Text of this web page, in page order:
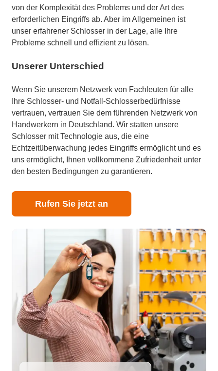
von der Komplexität des Problems und der Art des
erforderlichen Eingriffs ab. Aber im Allgemeinen ist
unser erfahrener Schlosser in der Lage, alle Ihre
Probleme schnell und effizient zu lösen.
Unserer Unterschied
Wenn Sie unserem Netzwerk von Fachleuten für alle
Ihre Schlosser- und Notfall-Schlosserbedürfnisse
vertrauen, vertrauen Sie dem führenden Netzwerk von
Handwerkern in Deutschland. Wir statten unsere
Schlosser mit Technologie aus, die eine
Echtzeitüberwachung jedes Eingriffs ermöglicht und es
uns ermöglicht, Ihnen vollkommene Zufriedenheit unter
den besten Bedingungen zu garantieren.
Rufen Sie jetzt an